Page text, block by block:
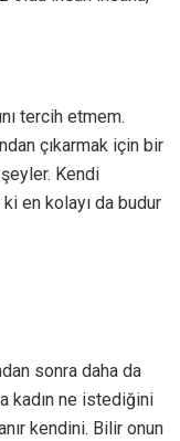
tercih etmem.
çıkarmak için bir
Kendi
en kolayı da budur
sonra daha da
kadın ne istediğini
kendini. Bilir onun